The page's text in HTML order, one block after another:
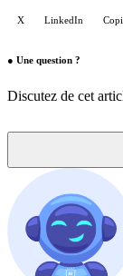
X LinkedIn
● Une question ?
Discutez de cet